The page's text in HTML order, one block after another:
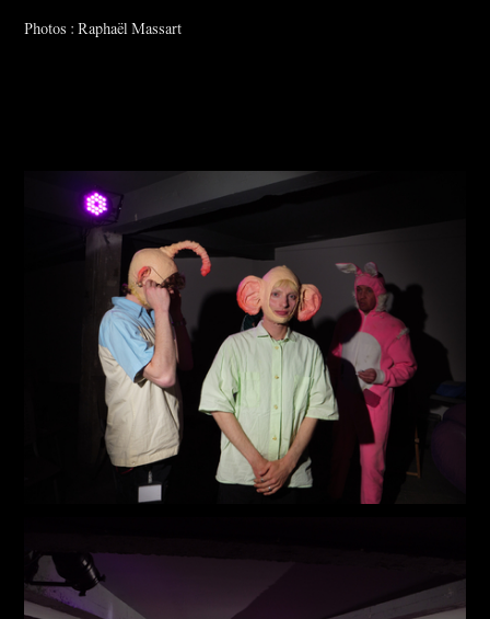
Photos : Raphaël Massart